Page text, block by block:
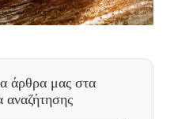
άρθρα μας στα
αναζήτησης